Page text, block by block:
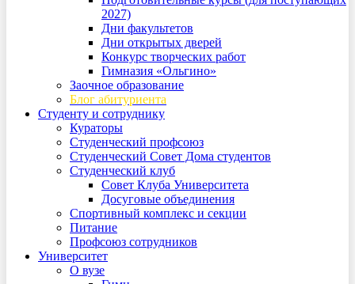
2027)
Дни факультетов
Дни открытых дверей
Конкурс творческих работ
Гимназия «Ольгино»
Заочное образование
Блог абитуриента
Студенту и сотруднику
Кураторы
Студенческий профсоюз
Студенческий Совет Дома студентов
Студенческий клуб
Совет Клуба Университета
Досуговые объединения
Спортивный комплекс и секции
Питание
Профсоюз сотрудников
Университет
О вузе